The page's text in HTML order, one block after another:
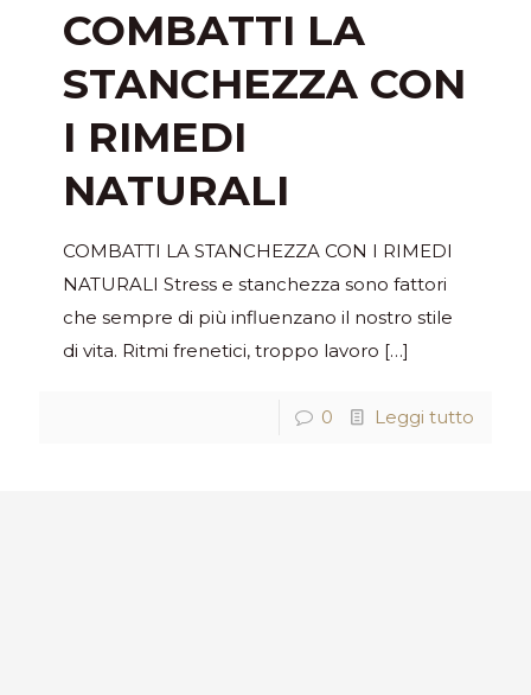
COMBATTI LA
STANCHEZZA CON
I RIMEDI
NATURALI
COMBATTI LA STANCHEZZA CON I RIMEDI
NATURALI Stress e stanchezza sono fattori
che sempre di più influenzano il nostro stile
di vita. Ritmi frenetici, troppo lavoro […]
0 Leggi tutto